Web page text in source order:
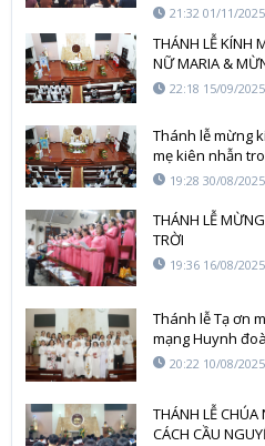
21:32 01/11/2025
THÁNH LỄ KÍNH
NỮ MARIA &
MARIE
22:18 15/09/2025
Thánh lễ mừng
mẹ kiên nhẫn
19:28 30/08/2025
THÁNH LỄ
TRỜI
19:36 16/08/2025
Thánh lễ Tạ ơn
mạng Huynh
20:22 10/08/2025
THÁNH LỄ
CÁCH CẦU